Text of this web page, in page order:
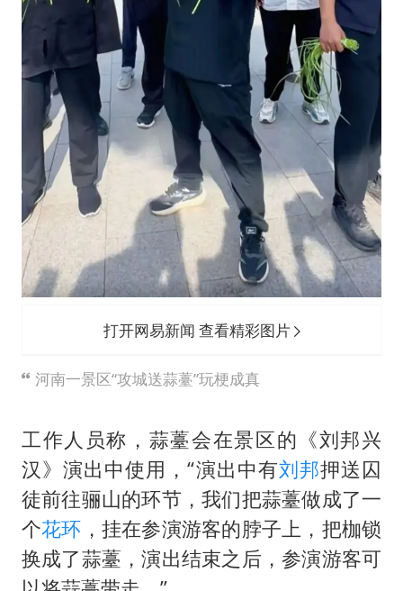
打开网易新闻 查看精彩图片
河南一景区“攻城送蒜薹”玩梗成真
工作人员称，蒜薹会在景区的《刘邦兴
汉》演出中使用，“演出中有刘邦押送囚
徒前往骊山的环节，我们把蒜薹做成了一
个花环 ，挂在参演游客的脖子上，把枷锁
换成了蒜薹，演出结束之后，参演游客可